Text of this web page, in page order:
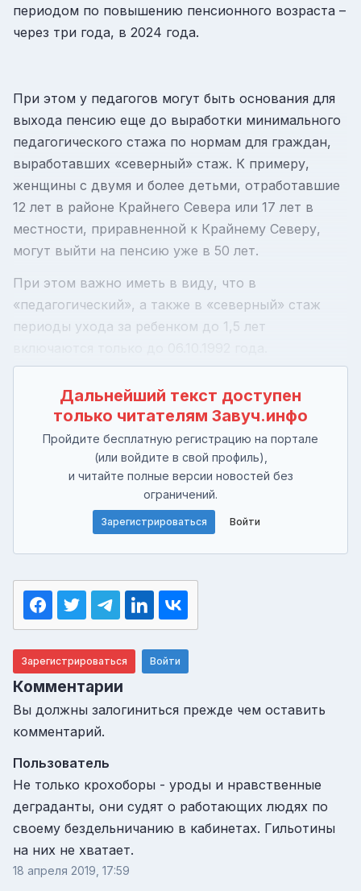
периодом по повышению пенсионного возраста –
через три года, в 2024 года.
При этом у педагогов могут быть основания для
выхода пенсию еще до выработки минимального
педагогического стажа по нормам для граждан,
выработавших «северный» стаж. К примеру,
женщины с двумя и более детьми, отработавшие
12 лет в районе Крайнего Севера или 17 лет в
местности, приравненной к Крайнему Северу,
могут выйти на пенсию уже в 50 лет.
При этом важно иметь в виду, что в
«педагогический», а также в «северный» стаж
периоды ухода за ребенком до 1,5 лет
Дальнейший текст доступен
только читателям Завуч.инфо
Пройдите бесплатную регистрацию на портале
(или войдите в свой профиль),
и читайте полные версии новостей без
ограничений.
Зарегистрироваться Войти
Зарегистрироваться Войти
Комментарии
Вы должны залогиниться прежде чем оставить
комментарий.
Пользователь
Не только крохоборы - уроды и нравственные
деграданты, они судят о работающих людях по
своему бездельничанию в кабинетах. Гильотины
на них не хватает.
18 апреля 2019, 17:59